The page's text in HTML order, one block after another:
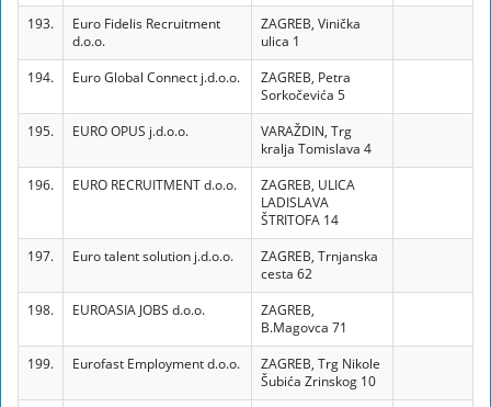
193.
Euro Fidelis Recruitment
d.o.o.
ZAGREB, Vinička
ulica 1
194.
Euro Global Connect j.d.o.o.
ZAGREB, Petra
Sorkočevića 5
195.
EURO OPUS j.d.o.o.
VARAŽDIN, Trg
kralja Tomislava 4
196.
EURO RECRUITMENT d.o.o.
ZAGREB, ULICA
LADISLAVA
ŠTRITOFA 14
197.
Euro talent solution j.d.o.o.
ZAGREB, Trnjanska
cesta 62
198.
EUROASIA JOBS d.o.o.
ZAGREB,
B.Magovca 71
199.
Eurofast Employment d.o.o.
ZAGREB, Trg Nikole
Šubića Zrinskog 10